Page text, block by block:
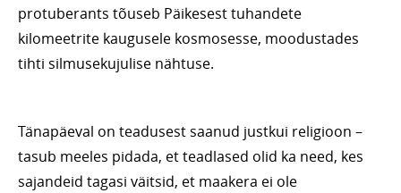
protuberants tõuseb Päikesest tuhandete
kilomeetrite kaugusele kosmosesse, moodustades
tihti silmusekujulise nähtuse.
Tänapäeval on teadusest saanud justkui religioon –
tasub meeles pidada, et teadlased olid ka need, kes
sajandeid tagasi väitsid, et maakera ei ole